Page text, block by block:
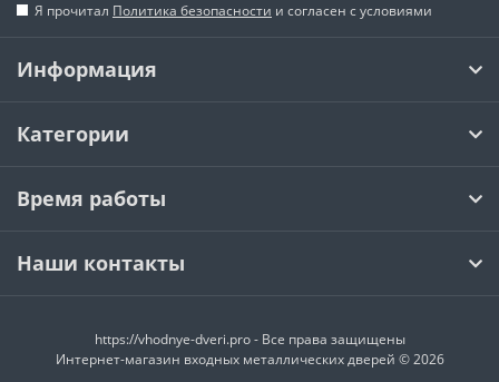
Я прочитал Политика безопасности и согласен с условиями
Информация
Категории
Время работы
Наши контакты
https://vhodnye-dveri.pro - Все права защищены
Интернет-магазин входных металлических дверей © 2026